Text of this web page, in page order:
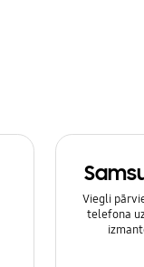
Viegli
telefona